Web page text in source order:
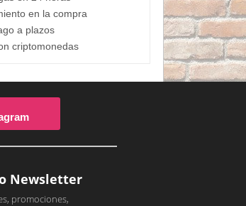
en la compra
a plazos
criptomonedas
Newsletter
promociones,